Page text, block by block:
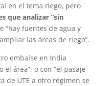
en el tema riego, pero
que analizar “sin
“hay fuentes de agua y
las áreas de riego”.
embalse en India
área”, o con “el pasaje
de UTE a otro régimen se